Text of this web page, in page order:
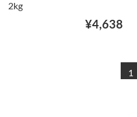
2kg
¥4,638
1